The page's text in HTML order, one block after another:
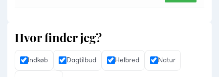
Hvor finder jeg?
Indkøb Dagtilbud Helbred Natur